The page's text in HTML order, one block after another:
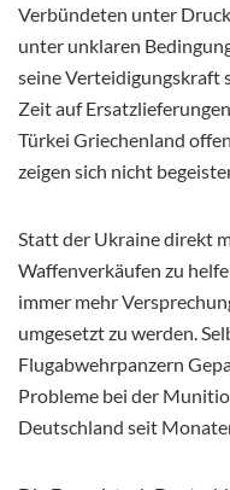
Verbündeten unter
unter unklaren
seine Verteidigungskraft
Zeit auf
Türkei Griechenland
zeigen sich nicht
Statt der Ukraine direkt
Waffenverkäufen zu
immer mehr
umgesetzt zu werden.
Flugabwehrpanzern
Probleme bei der
Deutschland seit